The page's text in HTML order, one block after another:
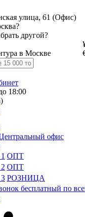
улица, 61 (Офис)
другой?
в Москве
18:00
офис
ОПТ
ОПТ
РОЗНИЦА
бесплатный по